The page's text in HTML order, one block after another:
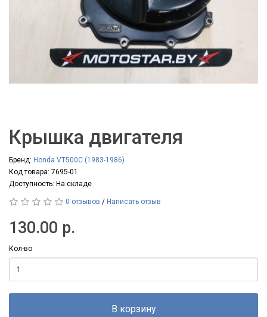
Крышка двигателя
Бренд: Honda VT500C (1983-1986)
Код товара: 7695-01
Доступность: На складе
0 отзывов / Написать отзыв
130.00 р.
Кол-во
В корзину